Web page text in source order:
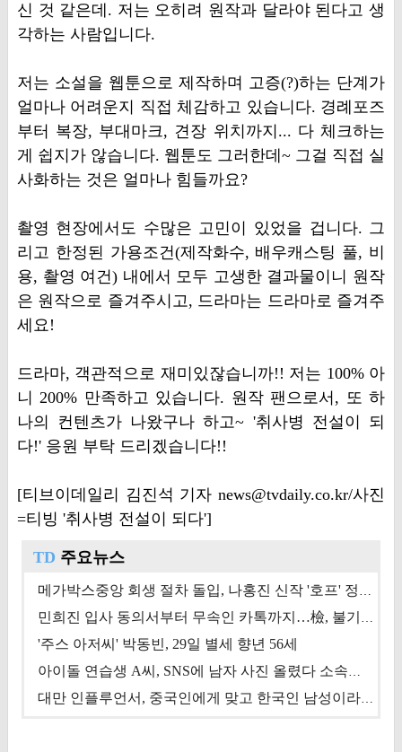
신 것 같은데. 저는 오히려 원작과 달라야 된다고 생
각하는 사람입니다.
저는 소설을 웹툰으로 제작하며 고증(?)하는 단계가
얼마나 어려운지 직접 체감하고 있습니다. 경례포즈
부터 복장, 부대마크, 견장 위치까지... 다 체크하는
게 쉽지가 않습니다. 웹툰도 그러한데~ 그걸 직접 실
사화하는 것은 얼마나 힘들까요?
촬영 현장에서도 수많은 고민이 있었을 겁니다. 그
리고 한정된 가용조건(제작화수, 배우캐스팅 풀, 비
용, 촬영 여건) 내에서 모두 고생한 결과물이니 원작
은 원작으로 즐겨주시고, 드라마는 드라마로 즐겨주
세요!
드라마, 객관적으로 재미있잖습니까!! 저는 100% 아
니 200% 만족하고 있습니다. 원작 팬으로서, 또 하
나의 컨텐츠가 나왔구나 하고~ '취사병 전설이 되
다!' 응원 부탁 드리겠습니다!!
[티브이데일리 김진석 기자 news@tvdaily.co.kr/사진
=티빙 '취사병 전설이 되다']
TD 주요뉴스
메가박스중앙 회생 절차 돌입, 나홍진 신작 '호프' 정상 개봉에 쏠린 시선 [상반기 결산 기획]
민희진 입사 동의서부터 무속인 카톡까지…檢, 불기소 처분 근거들 [이슈&톡]
'주스 아저씨' 박동빈, 29일 별세 향년 56세
아이돌 연습생 A씨, SNS에 남자 사진 올렸다 소속사 퇴출
대만 인플루언서, 중국인에게 맞고 한국인 남성이라 진술 '후폭풍'